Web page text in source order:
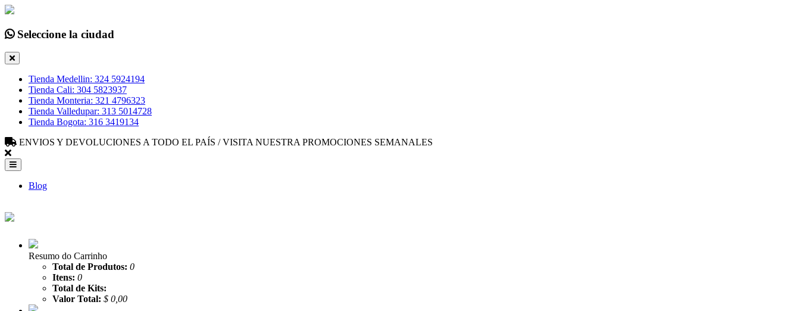
Seleccione la ciudad
Tienda Medellin: 324 5924194
Tienda Cali: 304 5823937
Tienda Monteria: 321 4796323
Tienda Valledupar: 313 5014728
Tienda Bogota: 316 3419134
ENVIOS Y DEVOLUCIONES A TODO EL PAÍS / VISITA NUESTRA PROMOCIONES SEMANALES
Blog
Resumo do Carrinho
Total de Produtos: 0
Itens: 0
Total de Kits:
Valor Total: $ 0,00